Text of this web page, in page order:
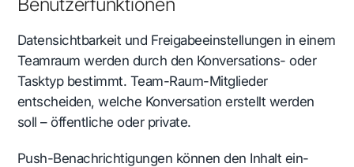
Datensichtbarkeit und Freigabeeinstellungen in einem
Teamraum werden durch den Konversations- oder
Tasktyp bestimmt. Team-Raum-Mitglieder
entscheiden, welche Konversation erstellt werden
soll – öffentliche oder private.
Push-Benachrichtigungen können den Inhalt ein-